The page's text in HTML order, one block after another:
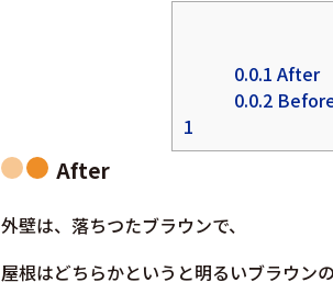
0.0.1 After
0.0.2
1
After
外壁は、落ちつたブラウンで、
屋根はどちらかというと明るいブラウン